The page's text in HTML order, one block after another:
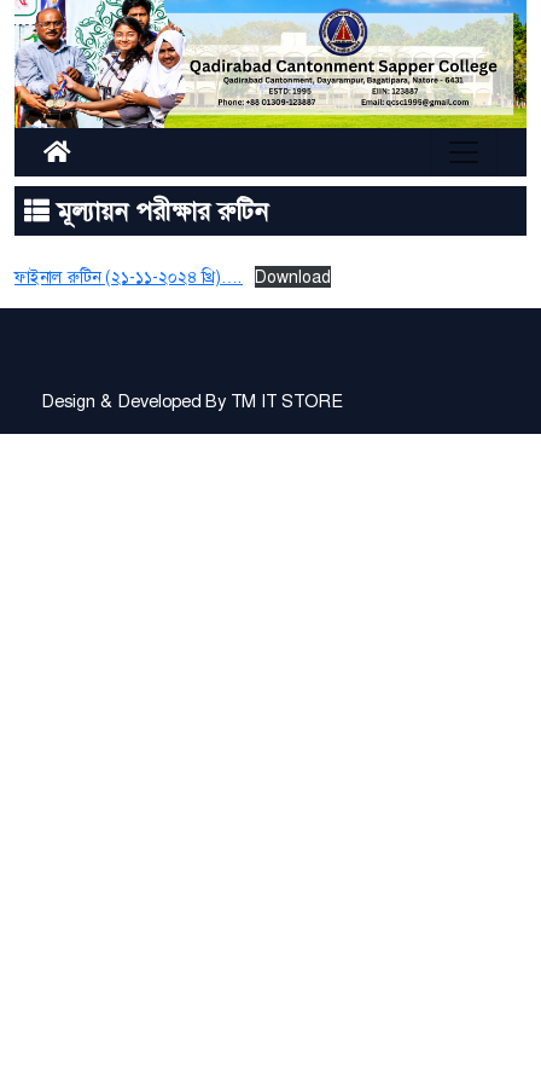
মূল্যায়ন পরীক্ষার রুটিন
ফাইনাল রুটিন (২১-১১-২০২৪ খ্রি)…. Download
Design & Developed By TM IT STORE